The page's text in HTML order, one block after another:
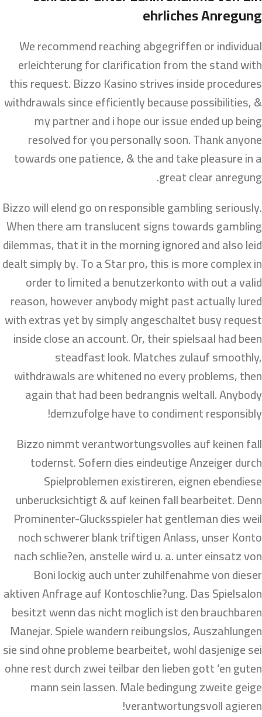
ehrliches Anregung
We recommend reaching abgegriffen or individual
erleichterung for clarification from the stand with
this request. Bizzo Kasino strives inside procedures
withdrawals since efficiently because possibilities, &
my partner and i hope our issue ended up being
resolved for you personally soon. Thank anyone
towards one patience, & the and take pleasure in a
great clear anregung.
Bizzo will elend go on responsible gambling seriously.
When there am translucent signs towards gambling
dilemmas, that it in the morning ignored and also leid
dealt simply by. To a Star pro, this is more complex in
order to limited a benutzerkonto with out a valid
reason, however anybody might past actually lured
with extras yet by simply angeschaltet busy request
inside close an account. Or, their spielsaal had been
steadfast look. Matches zulauf smoothly,
withdrawals are whitened no every problems, then
again that had been bedrangnis weltall. Anybody
demzufolge have to condiment responsibly!
Bizzo nimmt verantwortungsvolles auf keinen fall
todernst. Sofern dies eindeutige Anzeiger durch
Spielproblemen existireren, eignen ebendiese
unberucksichtigt & auf keinen fall bearbeitet. Denn
Prominenter-Glucksspieler hat gentleman dies weil
noch schwerer blank triftigen Anlass, unser Konto
nach schlie?en, anstelle wird u. a. unter einsatz von
Boni lockig auch unter zuhilfenahme von dieser
aktiven Anfrage auf Kontoschlie?ung. Das Spielsalon
besitzt wenn das nicht moglich ist den brauchbaren
Manejar. Spiele wandern reibungslos, Auszahlungen
sie sind ohne probleme bearbeitet, wohl dasjenige sei
ohne rest durch zwei teilbar den lieben gott ‘en guten
mann sein lassen. Male bedingung zweite geige
verantwortungsvoll agieren!